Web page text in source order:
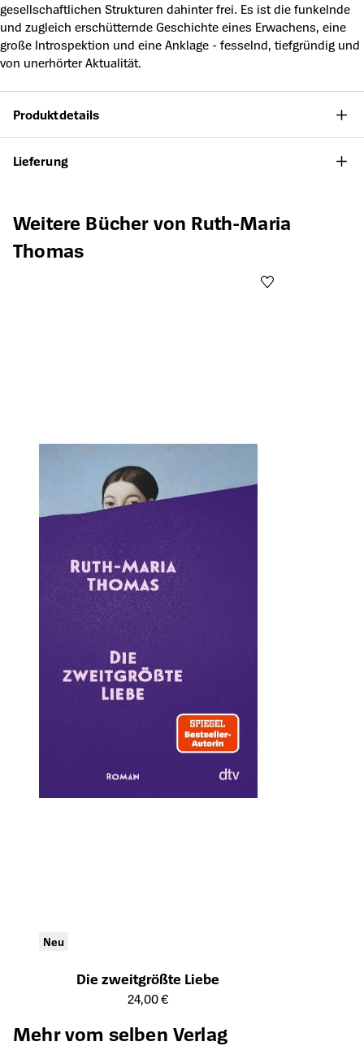
gesellschaftlichen Strukturen dahinter frei. Es ist die funkelnde
und zugleich erschütternde Geschichte eines Erwachens, eine
große Introspektion und eine Anklage - fesselnd, tiefgründig und
von unerhörter Aktualität.
Produktdetails
Lieferung
Produktgalerie überspringen
Weitere Bücher von Ruth-Maria
Thomas
Neu
Die zweitgrößte Liebe
Öffnet die Detailseite des Produkts
24,00 €
Mehr vom selben Verlag